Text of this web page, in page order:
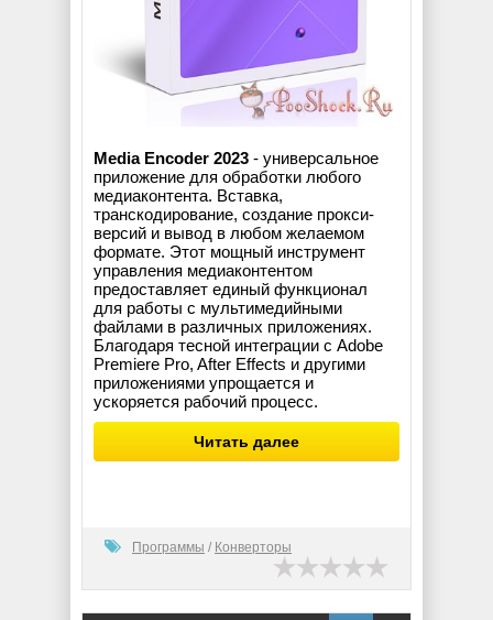
Media Encoder 2023 - универсальное
приложение для обработки любого
медиаконтента. Вставка,
транскодирование, создание прокси-
версий и вывод в любом желаемом
формате. Этот мощный инструмент
управления медиаконтентом
предоставляет единый функционал
для работы с мультимедийными
файлами в различных приложениях.
Благодаря тесной интеграции с Adobe
Premiere Pro, After Effects и другими
приложениями упрощается и
ускоряется рабочий процесс.
Читать далее
Программы / Конверторы